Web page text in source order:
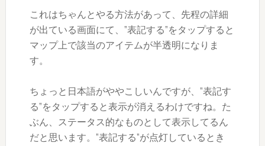
これはちゃんとやる方法があって、先程の詳細
が出ている画面にて、”表記する”をタップすると
マップ上で該当のアイテムが半透明になりま
す。
ちょっと日本語がややこしいんですが、”表記す
る”をタップすると表示が消えるわけですね。た
ぶん、ステータス的なものとして表示してるん
だと思います。”表記する”が点灯しているとき